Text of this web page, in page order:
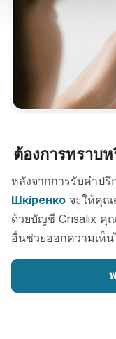
ต้องการทราบ
หลังจากการรับคำปรึ
Шкіренко จะให้คุ
ด้วยบัญชี Crisalix คุ
อื่นช่วยออกความเห็น